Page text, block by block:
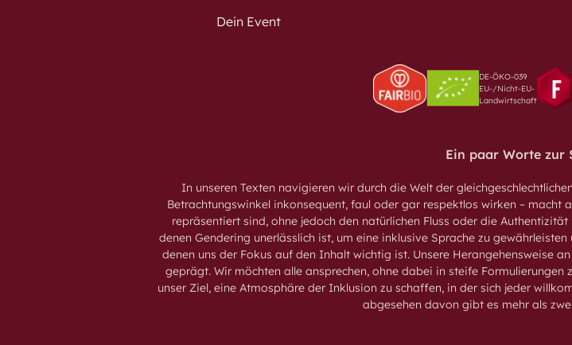
Dein Event
DE-ÖKO-039
EU-/Nicht-EU-
Landwirtschaft
Ein paar Worte zur
In unseren Texten navigieren wir durch die Welt der
Betrachtungswinkel inkonsequent, faul oder gar respektlos wirken – macht
repräsentiert sind, ohne jedoch den natürlichen Fluss oder die
denen Gendering unerlässlich ist, um eine inklusive Sprache zu
denen uns der Fokus auf den Inhalt wichtig ist. Unsere Herangehensweise
geprägt. Wir möchten alle ansprechen, ohne dabei in steife
unser Ziel, eine Atmosphäre der Inklusion zu schaffen, in der sich jeder
abgesehen davon gibt es mehr als